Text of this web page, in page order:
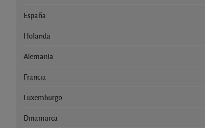
España
Holanda
Alemania
Francia
Luxemburgo
Dinamarca